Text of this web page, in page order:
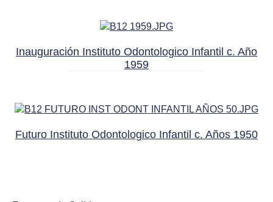
Inauguración Instituto Odontologico Infantil c. Año
1959
Futuro Instituto Odontologico Infantil c. Años 1950